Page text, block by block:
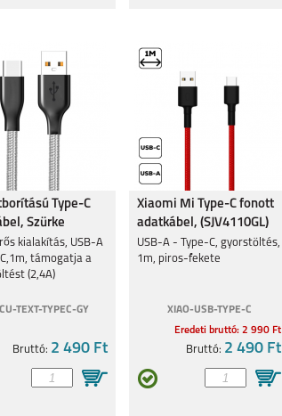
Type-C
Szürke
kialakítás, USB-A
támogatja a
(2,4A)
TEXT-TYPEC-GY
Bruttó: 2 490 Ft
Xiaomi Mi Type-C fonott
adatkábel, (SJV4110GL)
USB-A - Type-C, gyorstöltés,
1m, piros-fekete
XIAO-USB-TYPE-C
Eredeti bruttó: 2 990 Ft
Bruttó: 2 490 Ft